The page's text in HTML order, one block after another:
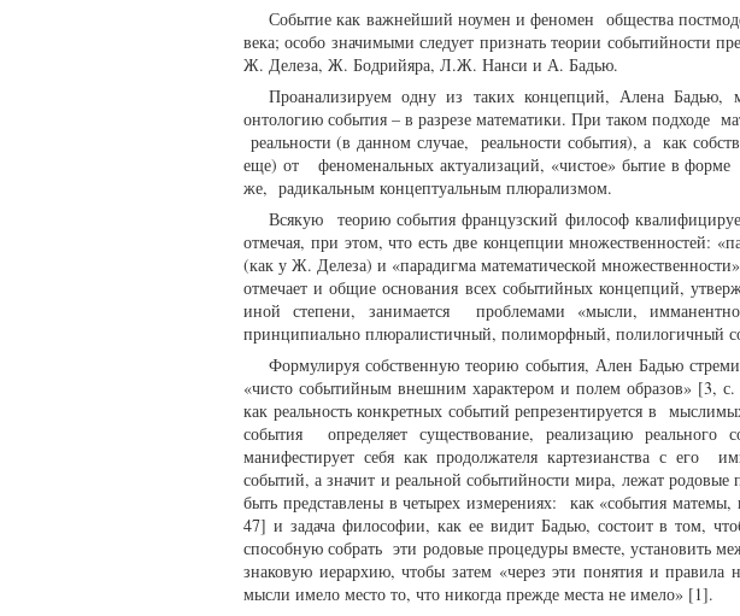
Событие как важнейший ноумен и феномен общества
века; особо значимыми следует признать теории событийности
Ж. Делеза, Ж. Бодрийяра, Л.Ж. Нанси и А. Бадью.
Проанализируем одну из таких концепций, Алена Бадью,
онтологию события – в разрезе математики. При таком подходе
реальности (в данном случае, реальности события), а как
еще) от феноменальных актуализаций, «чистое» бытие в
же, радикальным концептуальным плюрализмом.
Всякую теорию события французский философ
отмечая, при этом, что есть две концепции множественностей:
(как у Ж. Делеза) и «парадигма математической
отмечает и общие основания всех событийных концепций,
иной степени, занимается проблемами «мысли,
принципиально плюралистичный, полиморфный, полилогичный
Формулируя собственную теорию события, Ален Бадью
«чисто событийным внешним характером и полем образов» [3,
как реальность конкретных событий репрезентируется в
события определяет существование, реализацию
манифестирует себя как продолжателя картезианства с его
событий, а значит и реальной событийности мира, лежат
быть представлены в четырех измерениях: как «события
47] и задача философии, как ее видит Бадью, состоит в том,
способную собрать эти родовые процедуры вместе, установить
знаковую иерархию, чтобы затем «через эти понятия и правила
мысли имело место то, что никогда прежде места не имело» [1].